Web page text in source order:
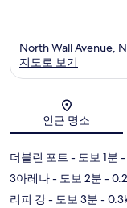
North Wall Avenue,
지도로 보기
인근 명소
더블린 포트 - 도보 1분 -
3아레나- 도보 2분 -
리피 강- 도보 3분 -